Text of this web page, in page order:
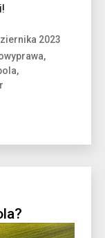
2023
,
,